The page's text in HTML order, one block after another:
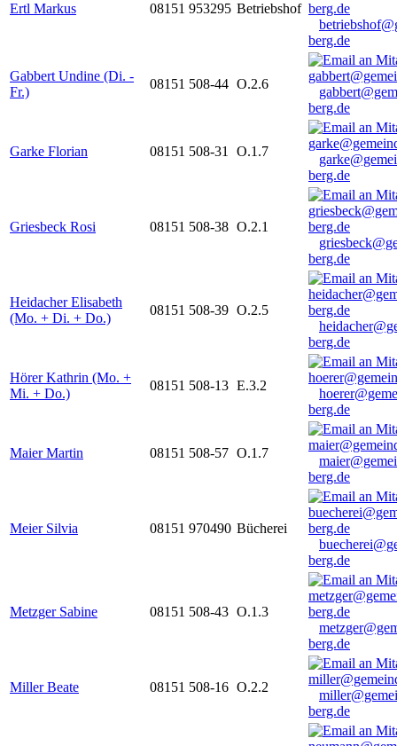
Ertl Markus 08151 953295 Betriebshof
berg.de
Gabbert Undine (Di. -
Fr.)
08151 508-44 O.2.6
berg.de
Garke Florian 08151 508-31 O.1.7
berg.de
Griesbeck Rosi 08151 508-38 O.2.1
berg.de
Heidacher Elisabeth
(Mo. + Di. + Do.)
08151 508-39 O.2.5
berg.de
Hörer Kathrin (Mo. +
Mi. + Do.)
08151 508-13 E.3.2
berg.de
Maier Martin 08151 508-57 O.1.7
berg.de
Meier Silvia 08151 970490 Bücherei
berg.de
Metzger Sabine 08151 508-43 O.1.3
berg.de
Miller Beate 08151 508-16 O.2.2
berg.de